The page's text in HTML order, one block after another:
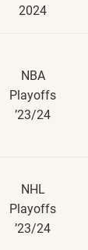
2024
NBA
Playoffs
’23/24
NHL
Playoffs
’23/24